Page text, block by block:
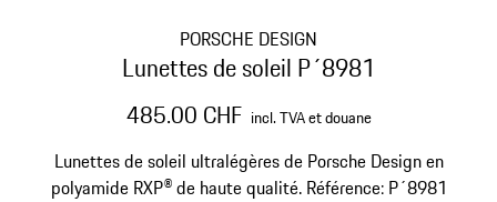
PORSCHE DESIGN
Lunettes de soleil P´8981
485.00 CHF incl. TVA et douane
Lunettes de soleil ultralégères de Porsche Design en
polyamide RXP® de haute qualité. Référence: P´8981